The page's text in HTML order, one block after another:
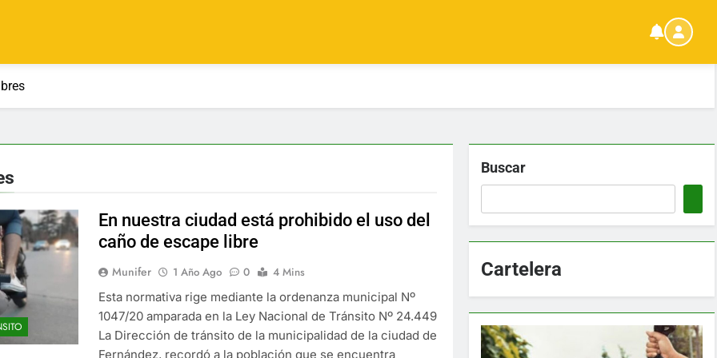
En nuestra ciudad está prohibido el uso del
caño de escape libre
Munifer 1 Año Ago 0
4 Mins
Esta normativa rige mediante la ordenanza municipal Nº
1047/20 amparada en la Ley Nacional de Tránsito Nº 24.449
La Dirección de tránsito de la municipalidad de la ciudad de
Fernández, recordó a la población que se encuentra
Buscar
Cartelera